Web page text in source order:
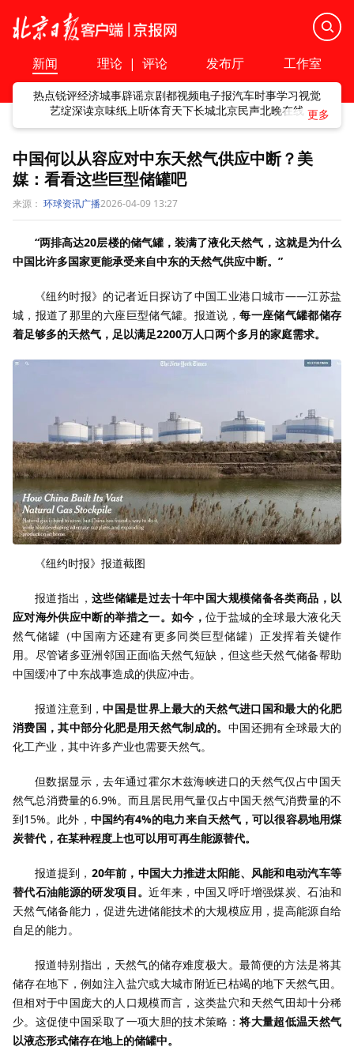
新闻 理论 | 评论 发布厅 工作室
热点锐评经济城事辟谣京剧都视频电子报汽车时事学习视觉
艺绽深读京味纸上听体育天下长城北京民声北晚在线
中国何以从容应对中东天然气供应中断？美
媒：看看这些巨型储罐吧
来源： 环球资讯广播2026-04-09 13:27
“两排高达20层楼的储气罐，装满了液化天然气，这就是为什么
中国比许多国家更能承受来自中东的天然气供应中断。”
《纽约时报》的记者近日探访了中国工业港口城市——江苏盐
城，报道了那里的六座巨型储气罐。报道说，每一座储气罐都储存
着足够多的天然气，足以满足2200万人口两个多月的家庭需求。
《纽约时报》报道截图
报道指出， 这些储罐是过去十年中国大规模储备各类商品，以
应对海外供应中断的举措之一。如今，位于盐城的全球最大液化天
然气储罐（中国南方还建有更多同类巨型储罐）正发挥着关键作
用。尽管诸多亚洲邻国正面临天然气短缺，但这些天然气储备帮助
中国缓冲了中东战事造成的供应冲击。
报道注意到，中国是世界上最大的天然气进口国和最大的化肥
消费国，其中部分化肥是用天然气制成的。 中国还拥有全球最大的
化工产业，其中许多产业也需要天然气。
但数据显示，去年通过霍尔木兹海峡进口的天然气仅占中国天
然气总消费量的6.9%。而且居民用气量仅占中国天然气消费量的不
到15%。此外， 中国约有4%的电力来自天然气，可以很容易地用煤
炭替代，在某种程度上也可以用可再生能源替代。
报道提到， 20年前，中国大力推进太阳能、风能和电动汽车等
替代石油能源的研发项目。近年来，中国又呼吁增强煤炭、石油和
天然气储备能力，促进先进储能技术的大规模应用，提高能源自给
自足的能力。
报道特别指出，天然气的储存难度极大。最简便的方法是将其
储存在地下，例如注入盐穴或大城市附近已枯竭的地下天然气田。
但相对于中国庞大的人口规模而言，这类盐穴和天然气田却十分稀
少。这促使中国采取了一项大胆的技术策略：将大量超低温天然气
以液态形式储存在地上的储罐中。